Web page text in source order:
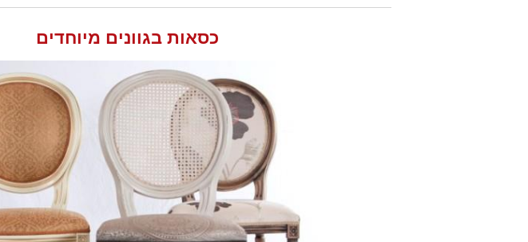
כסאות בגוונים מיוחדים